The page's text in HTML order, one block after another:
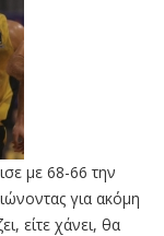
με 68-66 την
για ακόμη
είτε χάνει, θα